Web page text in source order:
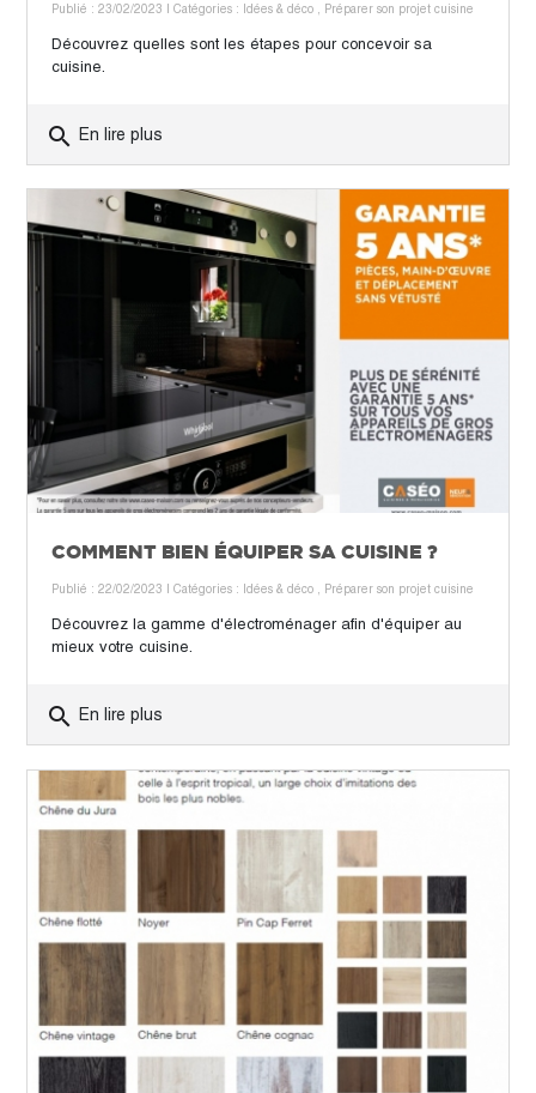
Publié : 23/02/2023 | Catégories : Idées & déco Préparer son projet cuisine
Découvrez quelles sont les étapes pour concevoir sa
cuisine.
search En lire plus
COMMENT BIEN ÉQUIPER SA CUISINE ?
Publié : 22/02/2023 | Catégories : Idées & déco Préparer son projet cuisine
Découvrez la gamme d'électroménager afin d'équiper au
mieux votre cuisine.
search En lire plus